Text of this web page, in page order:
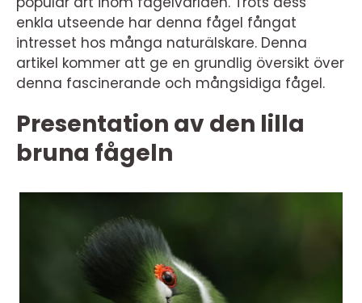
enkla utseende har denna fågel fångat
intresset hos många naturälskare. Denna
artikel kommer att ge en grundlig översikt över
denna fascinerande och mångsidiga fågel.
Presentation av den lilla
bruna fågeln